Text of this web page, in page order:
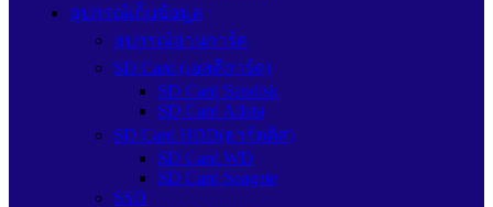
อุปกรณ์เก็บข้อมูล
อุปกรณ์อ่านการ์ด
SD Card (เอสดีการ์ด)
SD Card Sandisk
SD Card Adata
SD Card HDD(ฮาร์ดดิส)
SD Card WD
SD Card Seagate
SSD